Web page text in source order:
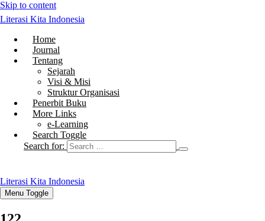
Skip to content
Literasi Kita Indonesia
Home
Journal
Tentang
Sejarah
Visi & Misi
Struktur Organisasi
Penerbit Buku
More Links
e-Learning
Search Toggle
Search for:
Literasi Kita Indonesia
Menu Toggle